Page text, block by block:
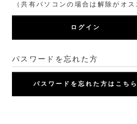
（共有パソコンの場合は解除がオス
ログイン
パスワードを忘れた方
パスワードを忘れた方はこちら